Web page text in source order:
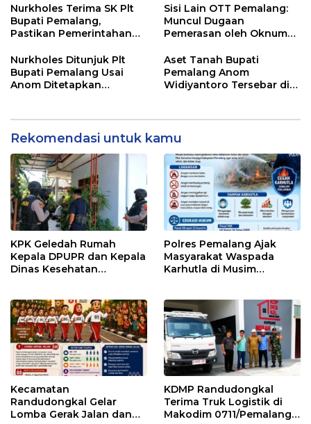
Dunia
Berjalan
Nurkholes Terima SK Plt
Bupati Pemalang,
Pastikan Pemerintahan
Sisi Lain OTT Pemalang:
Muncul Dugaan
Pemerasan oleh Oknum
Nurkholes Ditunjuk Plt
Bupati Pemalang Usai
Anom Ditetapkan
Aset Tanah Bupati
Pemalang Anom
Widiyantoro Tersebar di
Rekomendasi untuk kamu
KPK Geledah Rumah
Kepala DPUPR dan Kepala
Dinas Kesehatan
Polres Pemalang Ajak
Masyarakat Waspada
Karhutla di Musim
Kecamatan
Randudongkal Gelar
Lomba Gerak Jalan dan
KDMP Randudongkal
Terima Truk Logistik di
Makodim 0711/Pemalang